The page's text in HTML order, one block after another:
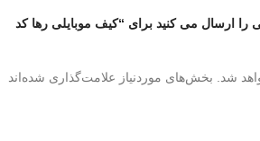
را ارسال می کنید برای “کیف موبایلی رها کد
شد. بخش‌های موردنیاز علامت‌گذاری شده‌اند